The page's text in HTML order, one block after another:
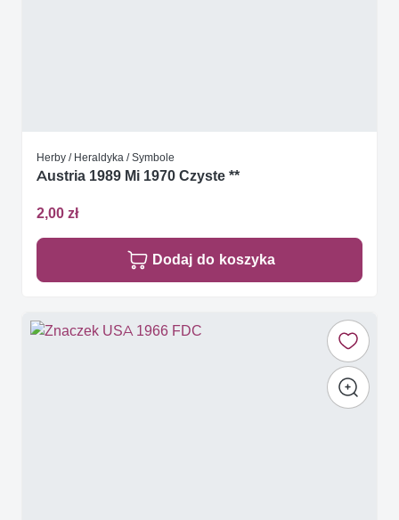
Herby / Heraldyka / Symbole
Austria 1989 Mi 1970 Czyste **
2,00 zł
Dodaj do koszyka